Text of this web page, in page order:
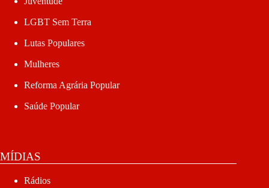
LGBT Sem Terra
Lutas Populares
Mulheres
Reforma Agrária Popular
Saúde Popular
MÍDIAS
Rádios